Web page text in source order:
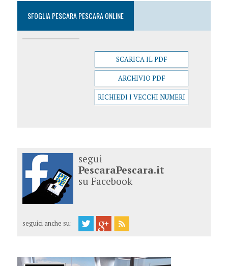
SFOGLIA PESCARA PESCARA ONLINE
SCARICA IL PDF
ARCHIVIO PDF
RICHIEDI I VECCHI NUMERI
segui
PescaraPescara.it
su Facebook
seguici anche su: